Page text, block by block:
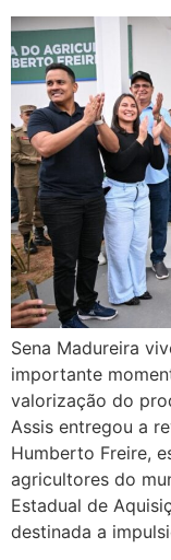
Sena Madureira
importante
valorização do
Assis entregou a
Humberto Freire,
agricultores do
Estadual de
destinada a